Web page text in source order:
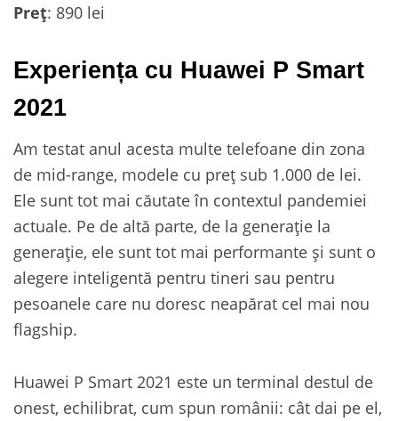
Preț: 890 lei
Experiența cu Huawei P Smart
2021
Am testat anul acesta multe telefoane din zona
de mid-range, modele cu preț sub 1.000 de lei.
Ele sunt tot mai căutate în contextul pandemiei
actuale. Pe de altă parte, de la generație la
generație, ele sunt tot mai performante și sunt o
alegere inteligentă pentru tineri sau pentru
pesoanele care nu doresc neapărat cel mai nou
flagship.
Huawei P Smart 2021 este un terminal destul de
onest, echilibrat, cum spun românii: cât dai pe el,